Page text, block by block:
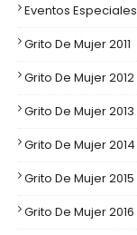
Eventos Especiales
Grito De Mujer 2011
Grito De Mujer 2012
Grito De Mujer 2013
Grito De Mujer 2014
Grito De Mujer 2015
Grito De Mujer 2016